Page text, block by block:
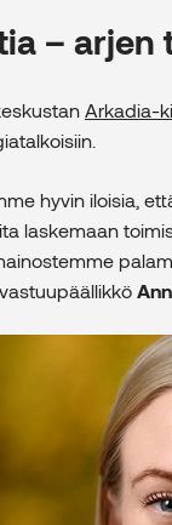
– arjen
Arkadia-
hyvin iloisia,
laskemaan